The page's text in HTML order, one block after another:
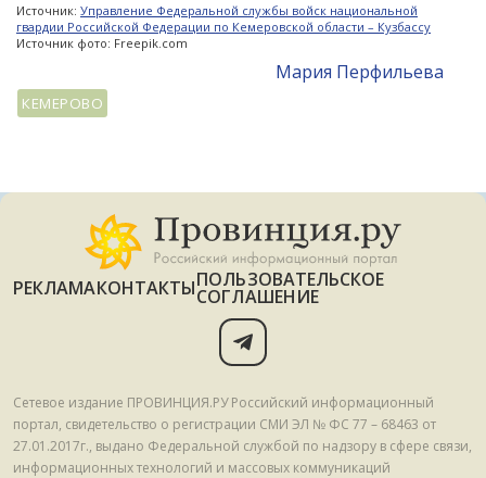
Источник: Управление Федеральной службы войск национальной
гвардии Российской Федерации по Кемеровской области – Кузбассу
Источник фото: Freepik.com
Мария Перфильева
КЕМЕРОВО
РЕКЛАМАКОНТАКТЫПОЛЬЗОВАТЕЛЬСКОЕ
СОГЛАШЕНИЕ
Сетевое издание ПРОВИНЦИЯ.РУ Российский информационный
портал, свидетельство о регистрации СМИ ЭЛ № ФС 77 – 68463 от
27.01.2017г., выдано Федеральной службой по надзору в сфере связи,
информационных технологий и массовых коммуникаций